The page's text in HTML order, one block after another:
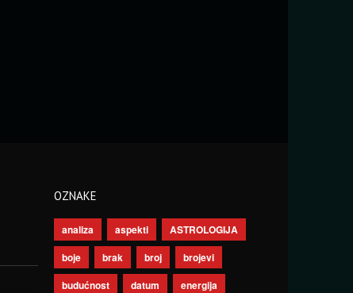
OZNAKE
analiza aspekti
ASTROLOGIJA
boje
brak broj
brojevi
budućnost
datum
energija